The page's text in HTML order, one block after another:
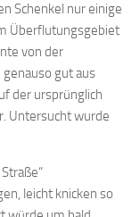
Schenkel nur einige
Überflutungsgebiet
von der
gut aus
der ursprünglich
Untersucht wurde
leicht knicken so